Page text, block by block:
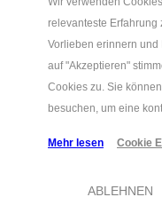
relevanteste Erfahrung
Vorlieben erinnern
auf "Akzeptieren"
Cookies zu. Sie
besuchen, um eine
Mehr lesen Cookie
ABLEHNEN